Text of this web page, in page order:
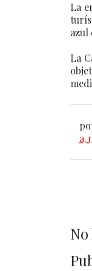
La
azul
La
a.